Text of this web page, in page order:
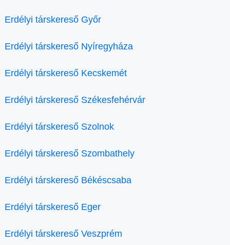
Erdélyi társkereső Győr
Erdélyi társkereső Nyíregyháza
Erdélyi társkereső Kecskemét
Erdélyi társkereső Székesfehérvár
Erdélyi társkereső Szolnok
Erdélyi társkereső Szombathely
Erdélyi társkereső Békéscsaba
Erdélyi társkereső Eger
Erdélyi társkereső Veszprém